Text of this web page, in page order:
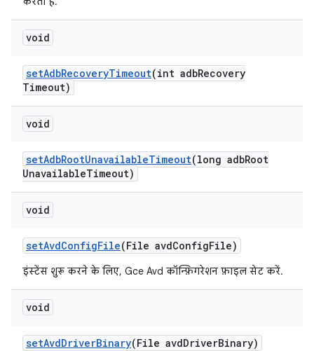
void
setAdbRecoveryTimeout(int adbRecovery
Timeout)
void
setAdbRootUnavailableTimeout(long adbRoot
UnavailableTimeout)
void
setAvdConfigFile(File avdConfigFile)
इंस्टेंस शुरू करने के लिए, Gce Avd कॉन्फ़िगरेशन फ़ाइल सेट करें.
void
setAvdDriverBinary(File avdDriverBinary)